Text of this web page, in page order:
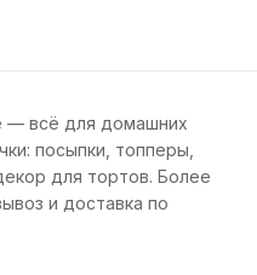
— всё для домашних
посыпки, топперы,
для тортов. Более
и доставка по